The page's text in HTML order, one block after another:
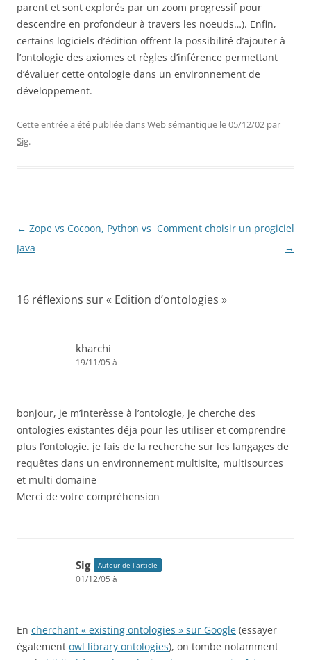
parent et sont explorés par un zoom progressif pour
descendre en profondeur à travers les noeuds…). Enfin,
certains logiciels d’édition offrent la possibilité d’ajouter à
l’ontologie des axiomes et règles d’inférence permettant
d’évaluer cette ontologie dans un environnement de
développement.
Cette entrée a été publiée dansWeb sémantique le05/12/02 par
Sig.
Navigation
des
← Zope vs Cocoon, Python vs
Java
Comment choisir un progiciel
→
16 réflexions sur « Edition d’ontologies »
kharchi
19/11/05 à
bonjour, je m’interèsse à l’ontologie, je cherche des
ontologies existantes déja pour les utiliser et comprendre
plus l’ontologie. je fais de la recherche sur les langages de
requêtes dans un environnement multisite, multisources
et multi domaine
Merci de votre compréhension
Sig Auteur de l’article
01/12/05 à
En cherchant « existing ontologies » sur Google (essayer
également owl library ontologies), on tombe notamment